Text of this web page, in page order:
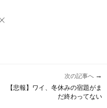
次の記事へ →
【悲報】ワイ、冬休みの宿題がま
だ終わってない